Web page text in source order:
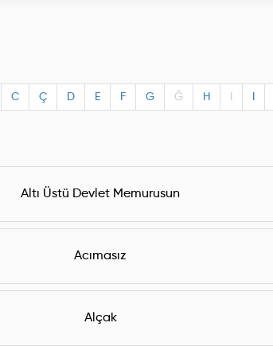
C Ç D E F G Ğ H
Altı Üstü Devlet Memurusun
Acımasız
Alçak